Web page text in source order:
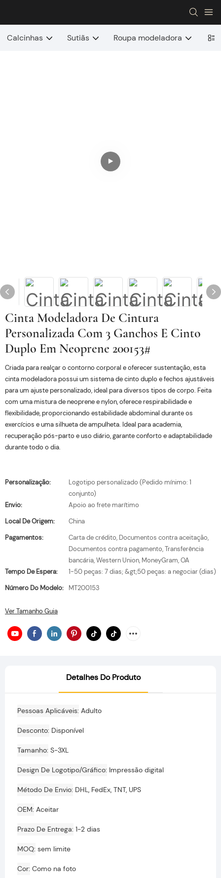
Calcinhas Sutiãs Roupa modeladora
Cinta Modeladora De Cintura
Personalizada Com 3 Ganchos E Cinto
Duplo Em Neoprene 200153#
Criada para realçar o contorno corporal e oferecer sustentação, esta
cinta modeladora possui um sistema de cinto duplo e fechos ajustáveis ​​
para um ajuste personalizado, ideal para diversos tipos de corpo. Feita
com uma mistura de neoprene e nylon, oferece respirabilidade e
flexibilidade, proporcionando estabilidade abdominal durante os
exercícios e uma silhueta de ampulheta. Ideal para academia,
recuperação pós-parto e uso diário, garante conforto e adaptabilidade
durante todo o dia.
Personalização:
Logotipo personalizado (Pedido mínimo: 1
conjunto)
Envio:
Apoio ao frete marítimo
Local De Origem:
China
Pagamentos:
Carta de crédito, Documentos contra aceitação,
Documentos contra pagamento, Transferência
bancária, Western Union, MoneyGram, OA
Tempo De Espera:
1-50 peças: 7 dias; &gt;50 peças: a negociar (dias)
Número Do Modelo:
MT200153
Ver Tamanho Guia
Detalhes Do Produto
Pessoas Aplicáveis Adulto
Desconto Disponível
Tamanho S-3XL
Design De Logotipo/gráfico Impressão digital
Método De Envio DHL, FedEx, TNT, UPS
OEM Aceitar
Prazo De Entrega 1-2 dias
MOQ sem limite
Cor Como na foto